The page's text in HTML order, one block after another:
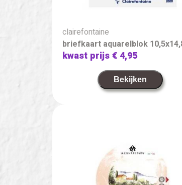
clairefontaine
briefkaart aquarelblok
kwast prijs€ 4,95
Bekijken